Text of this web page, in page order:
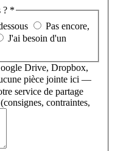
? *
Pas encore,
J'ai besoin d'un
Drive, Dropbox,
pièce jointe ici —
service de partage
contraintes,